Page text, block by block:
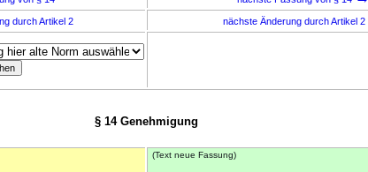
durch Artikel 2 nächste Änderung durch Artikel 2
§ 14 Genehmigung
(Text neue Fassung)